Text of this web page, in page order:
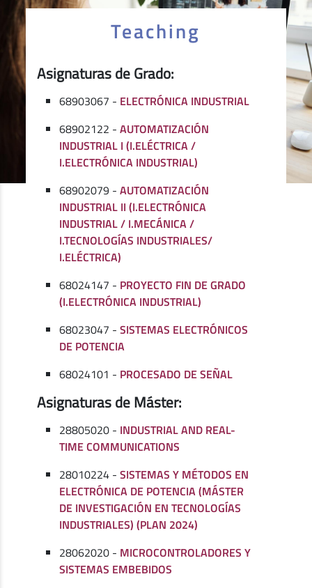
Teaching
Asignaturas de Grado:
68903067 - ELECTRÓNICA INDUSTRIAL
68902122 -AUTOMATIZACIÓN
INDUSTRIAL I (I.ELÉCTRICA /
I.ELECTRÓNICA INDUSTRIAL)
68902079 -AUTOMATIZACIÓN
INDUSTRIAL II (I.ELECTRÓNICA
INDUSTRIAL / I.MECÁNICA /
I.TECNOLOGÍAS INDUSTRIALES/
I.ELÉCTRICA)
68024147 - PROYECTO FIN DE GRADO
(I.ELECTRÓNICA INDUSTRIAL)
68023047 -SISTEMAS ELECTRÓNICOS
DE POTENCIA
68024101 - PROCESADO DE SEÑAL
Asignaturas de Máster:
28805020 - INDUSTRIAL AND REAL-
TIME COMMUNICATIONS
28010224 -SISTEMAS Y MÉTODOS EN
ELECTRÓNICA DE POTENCIA (MÁSTER
DE INVESTIGACIÓN EN TECNOLOGÍAS
INDUSTRIALES) (PLAN 2024)
28062020 - MICROCONTROLADORES Y
SISTEMAS EMBEBIDOS